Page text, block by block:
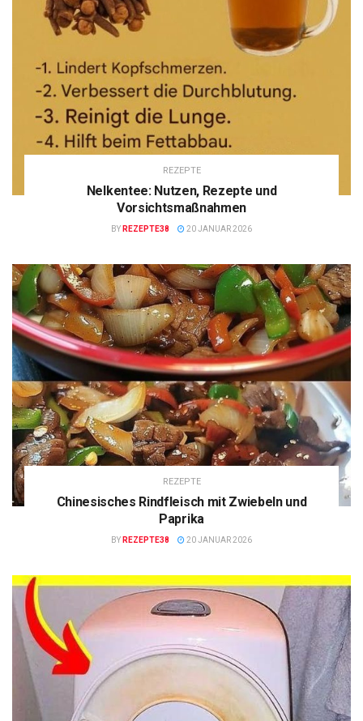
REZEPTE
Nelkentee: Nutzen, Rezepte und
Vorsichtsmaßnahmen
BY REZEPTE38 20 JANUAR 2026
REZEPTE
Chinesisches Rindfleisch mit Zwiebeln und
Paprika
BY REZEPTE38 20 JANUAR 2026